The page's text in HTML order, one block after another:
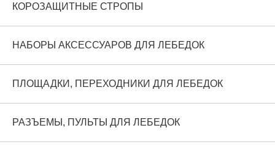
КОРОЗАЩИТНЫЕ СТРОПЫ
НАБОРЫ АКСЕССУАРОВ ДЛЯ ЛЕБЕДОК
ПЛОЩАДКИ, ПЕРЕХОДНИКИ ДЛЯ ЛЕБЕДОК
РАЗЪЕМЫ, ПУЛЬТЫ ДЛЯ ЛЕБЕДОК